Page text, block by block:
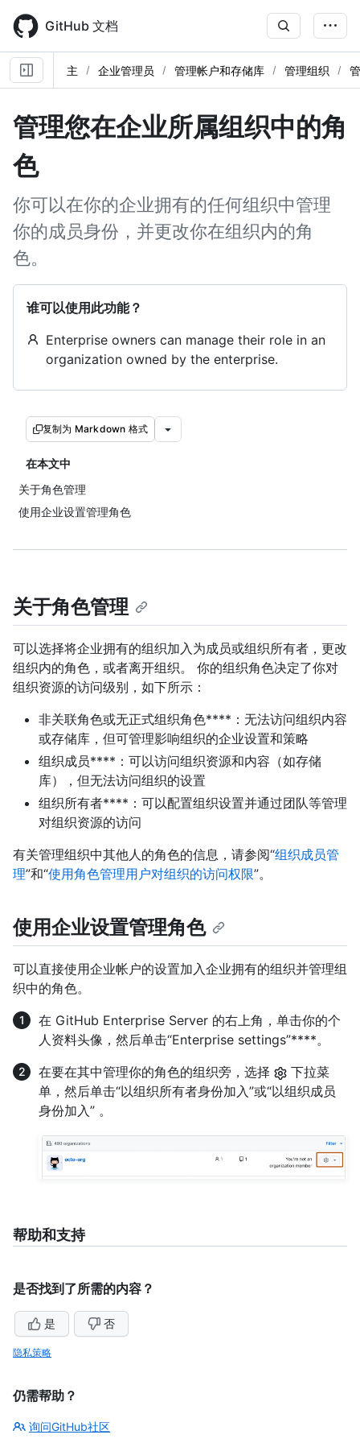
main
content
GitHub 文档
主 企业管理员 管理帐户和存储库 管理组织
管理您在企业所属组织中的角
色
你可以在你的企业拥有的任何组织中管理
你的成员身份，并更改你在组织内的角
色。
谁可以使用此功能？
Enterprise owners can manage their role in an
organization owned by the enterprise.
复制为 Markdown 格式
在本文中
关于角色管理
使用企业设置管理角色
关于角色管理
可以选择将企业拥有的组织加入为成员或组织所有者，更改
组织内的角色，或者离开组织。 你的组织角色决定了你对
组织资源的访问级别，如下所示：
非关联角色或无正式组织角色****：无法访问组织内容
或存储库，但可管理影响组织的企业设置和策略
组织成员****：可以访问组织资源和内容（如存储
库），但无法访问组织的设置
组织所有者****：可以配置组织设置并通过团队等管理
对组织资源的访问
有关管理组织中其他人的角色的信息，请参阅“组织成员管
理”和“使用角色管理用户对组织的访问权限”。
使用企业设置管理角色
可以直接使用企业帐户的设置加入企业拥有的组织并管理组
织中的角色。
在 GitHub Enterprise Server 的右上角，单击你的个
人资料头像，然后单击“Enterprise settings”****。
在要在其中管理你的角色的组织旁，选择
下拉菜
单，然后单击“以组织所有者身份加入”或“以组织成员
身份加入” 。
帮助和支持
是否找到了所需的内容？
是 否
隐私策略
仍需帮助？
询问GitHub社区